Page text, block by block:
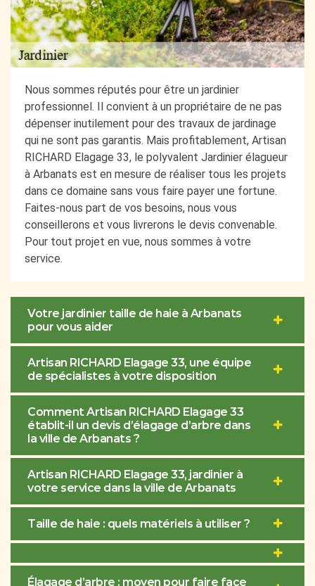
Nous sommes réputés pour être un jardinier
professionnel. Il convient à un propriétaire de ne pas
dépenser inutilement pour des travaux de jardinage
qui ne sont pas garantis. Mais profitablement, Artisan
RICHARD Elagage 33, le polyvalent Jardinier élagueur
à Arbanats est en mesure de réaliser tous les projets
dans ce domaine sans vous faire payer une fortune.
Faites-nous part de vos besoins, nous vous
conseillerons et vous livrerons le devis convenable.
Pour tout projet en vue, nous sommes à votre
service.
Votre jardinier taille de haie à Arbanats
pour vous aider
Artisan RICHARD Elagage 33, une équipe
de spécialistes à votre disposition
Comment Artisan RICHARD Elagage 33
établit-il un devis d’élagage d’arbre dans
la ville de Arbanats ?
Artisan RICHARD Elagage 33, jardinier à
votre service dans la ville de Arbanats
Taille de haie : quels matériels à utiliser ?
Élagage d’arbre : moyen pour faire face